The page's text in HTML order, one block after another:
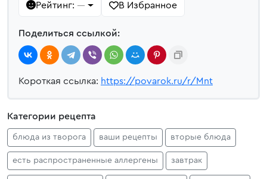
Рейтинг: — В Избранное
Поделиться ссылкой:
Короткая ссылка: https://povarok.ru/r/Mnt
Категории рецепта
блюда из творога ваши рецепты вторые блюда
есть распространенные аллергены завтрак